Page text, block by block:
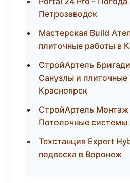
Петрозаводск
Мастерская Build
плиточные работы в
СтройАртель
Санузлы и плиточные
Красноярск
СтройАртель
Потолочные системы
Техстанция Expert
подвеска в Воронеж